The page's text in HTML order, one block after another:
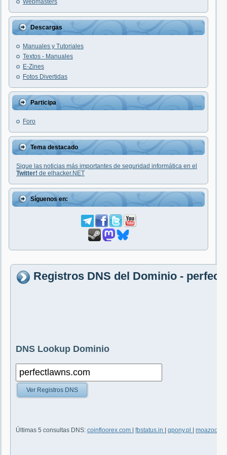
Webmasters
Descargas
Manuales y Tutoriales
Textos - Manuales
E-Zines
Fotos Divertidas
Participa
Foro
Tema destacado
Sigue las noticias más importantes de seguridad informática en el
Twitter! de elhacker.NET
Síguenos en:
Registros DNS del Dominio -
DNS Lookup Dominio
Ver Registros DNS
Últimas 5 consultas DNS: coinfloorex.com fbstatus.in qpony.pl